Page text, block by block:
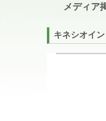
メディア
キネシオイ